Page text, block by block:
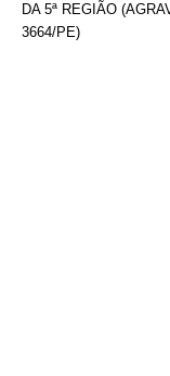
DA 5ª REGIÃO
3664/PE)